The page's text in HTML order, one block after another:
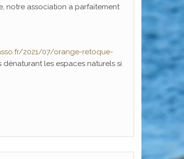
notre association a parfaitement
2021/07/orange-retoque-
les espaces naturels si